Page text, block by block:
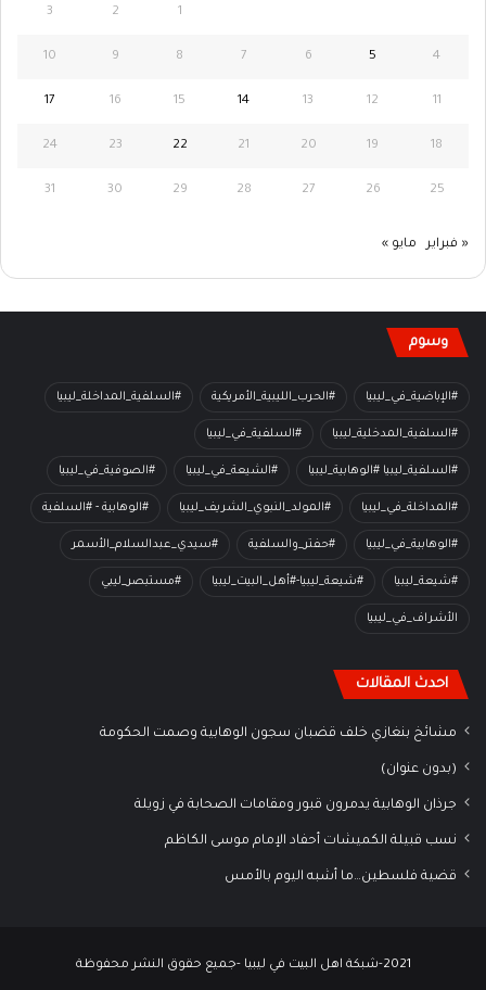
1
2
3
4
5
6
7
8
9
10
11
12
13
14
15
16
17
18
19
20
21
22
23
24
25
26
27
28
29
30
31
« فبراير مايو »
وسوم
#الإباضية_في_ليبيا #الحرب_الليبية_الأمريكية #السلفية_المداخلة_ليبيا
#السلفية_المدخلية_ليبيا #السلفية_في_ليبيا
#السلفية_ليبيا #الوهابية_ليبيا #الشيعة_في_ليبيا #الصوفية_في_ليبيا
#المداخلة_في_ليبيا #المولد_النبوي_الشريف_ليبيا #الوهابية - #السلفية
#الوهابية_في_ليبيا #حفتر_والسلفية #سيدي_عبدالسلام_الأسمر
#شيعة_ليبيا #شيعة_ليبيا-#أهل_البيت_ليبيا #مستبصر_ليبي
الأشراف_في_ليبيا
احدث المقالات
مشائخ بنغازي خلف قضبان سجون الوهابية وصمت الحكومة
(بدون عنوان)
جرذان الوهابية يدمرون قبور ومقامات الصحابة في زويلة
نسب قبيلة الكميشات أحفاد الإمام موسى الكاظم
قضية فلسطين…ما أشبه اليوم بالأمس
2021-شبكة اهل البيت في ليبيا -جميع حقوق النشر محفوظة